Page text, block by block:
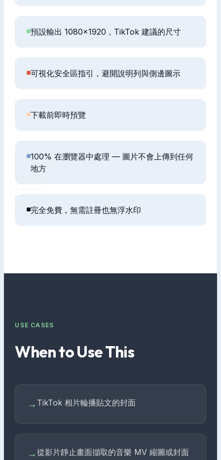
預設輸出 1080×1920，TikTok 建議的尺寸
可視化安全區指引，避開說明列與側邊圖示
下載前即時預覽
100% 在瀏覽器中處理 — 圖片不會上傳到任何
地方
完全免費，無需註冊也無浮水印
USE CASES
When to Use This
→ TikTok 相片輪播貼文的封面
→從影片靜止畫面擷取的音樂 MV 縮圖或封面